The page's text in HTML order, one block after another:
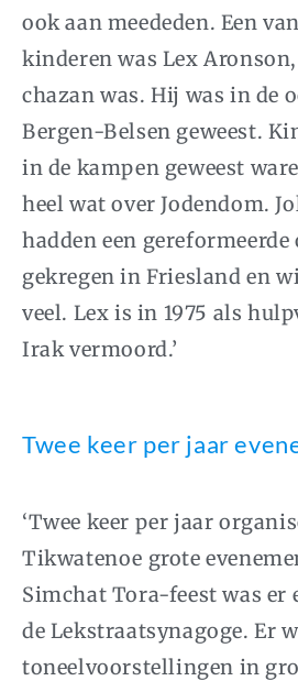
ook aan meededen. Een
kinderen was Lex
chazan was. Hij was in de
Bergen-Belsen geweest.
in de kampen geweest
heel wat over Jodendom.
hadden een
gekregen in Friesland en
veel. Lex is in 1975 als
Irak vermoord.’
Twee keer per jaar
‘Twee keer per jaar
Tikwatenoe grote
Simchat Tora-feest was er
de Lekstraatsynagoge. Er
toneelvoorstellingen in